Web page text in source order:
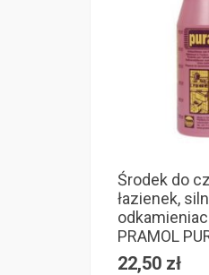
Środek do
łazienek,
PRAMOL
22,50 zł